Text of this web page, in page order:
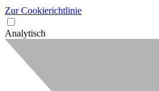
Zur Cookierichtlinie
Analytisch